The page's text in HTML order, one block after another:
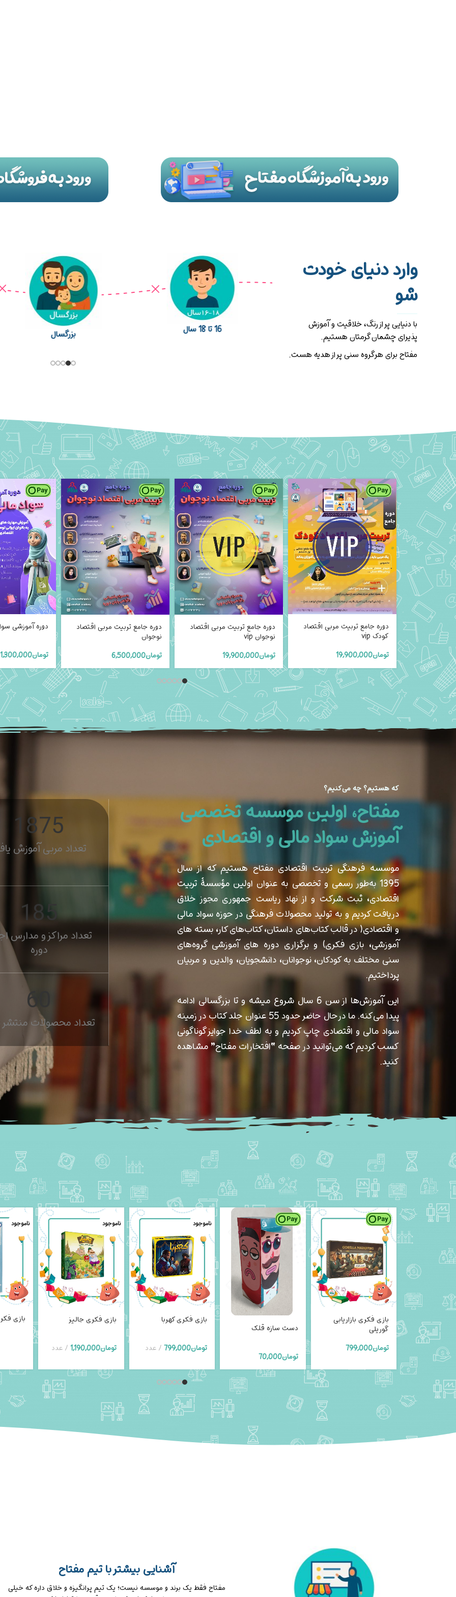
وارد دنیای خودت
شو
با دنیایی پر از رنگ، خلاقیت و آموزش
پذیرای چشمان گرمتان هستیم.
مفتاح برای هر گروه سنی پر از هدیه هست.
16 تا 18 سال بزرگسال 6 تا 8 سال
دوره جامع تربیت مربی اقتصاد
کودک vip
تومان19,900,000
دوره جامع تربیت مربی اقتصاد
نوجوان vip
تومان19,900,000
دوره جامع تربیت مربی اقتصاد
نوجوان
تومان6,500,000
دوره آموزشی
تومان1,300,000
که هستیم؟ چه می‌کنیم؟
مفتاح، اولین موسسه تخصصی
آموزش‌ سواد مالی و اقتصادی
موسسه فرهنگی تربیت اقتصادی مفتاح هستیم که از سال
1395 به‌طور رسمی و تخصصی به عنوان اولین مؤسسۀ تربیت
اقتصادی، ثبت شرکت و از نهاد ریاست جمهوری مجوز خلاق
دریافت کردیم و به تولید محصولات فرهنگی در حوزه سواد مالی
و اقتصادی( در قالب کتاب‌های داستان، کتاب‌های کار، بسته های
آموزشی، بازی فکری) و برگزاری دوره های آموزشی گروه‌های
سنی مختلف به کودکان، نوجوانان، دانشجویان، والدین و مربیان
پرداختیم.
این آموزش‌ها از سن 6 سال شروع میشه و تا بزرگسالی ادامه
پیدا می‌کنه. ما درحال حاضر حدود 55 عنوان جلد کتاب در زمینه
سواد مالی و اقتصادی چاپ کردیم و به لطف خدا جوایز گوناگونی
کسب کردیم که می‌توانید در صفحه “افتخارات مفتاح” مشاهده
کنید.
1997
تعداد مربی آموزش
205
تعداد مراکز و مدارس
دوره
67
تعداد محصولات
بازی فکری بازاریابی
گوریلی
تومان799,000
دست سازه قلک
تومان70,000
ناموجود
بازی فکری کهربا
تومان799,000 عدد
ناموجود
بازی فکری جالیز
تومان1,190,000 عدد
ناموجود
بازی
آشنایی بیشتر با تیم مفتاح
مفتاح فقط یک برند و موسسه نیست؛ یک تیم پرانگیزه و خلاق داره که خیلی